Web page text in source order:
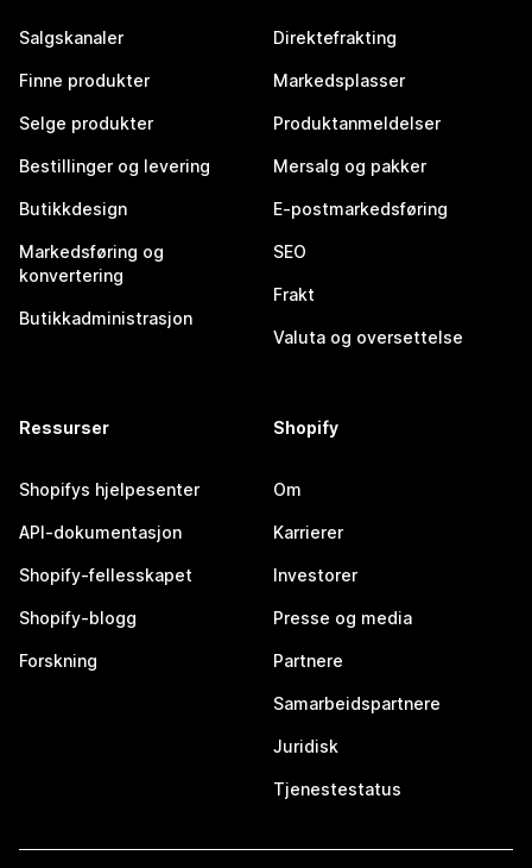
Salgskanaler
Finne produkter
Selge produkter
Bestillinger og levering
Butikkdesign
Markedsføring og
konvertering
Butikkadministrasjon
Direktefrakting
Markedsplasser
Produktanmeldelser
Mersalg og pakker
E-postmarkedsføring
SEO
Frakt
Valuta og oversettelse
Ressurser
Shopifys hjelpesenter
API-dokumentasjon
Shopify-fellesskapet
Shopify-blogg
Forskning
Shopify
Om
Karrierer
Investorer
Presse og media
Partnere
Samarbeidspartnere
Juridisk
Tjenestestatus